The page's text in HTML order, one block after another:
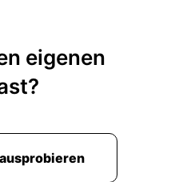
eigenen